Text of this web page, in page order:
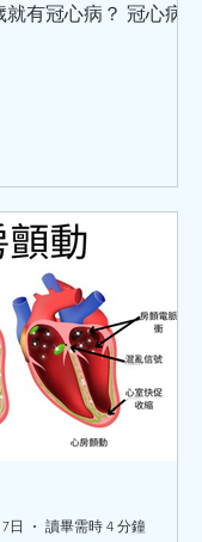
有冠心病？ 冠心病的
導致血管管腔狹窄或
心病。 關於冠心病，
它分為5大類：無症狀
隱匿性冠心病）、心絞
缺血性心力衰竭（也叫
猝死。這5種臨床類
以分為：穩定型冠心
脈綜合徵。 引發冠心病
：可改變的和不可改變
改變因素有：高血壓、
等等。 不可改變的危
年齡、家族史、感染
日
讀畢需時 4 分鐘